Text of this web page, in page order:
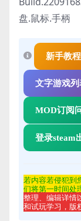
盘.鼠标.手柄
新手教程
文字游戏列
MOD订阅
登录steam
若内容若侵犯到
们将第一时间处
整理、编辑详情
和试玩学习，版